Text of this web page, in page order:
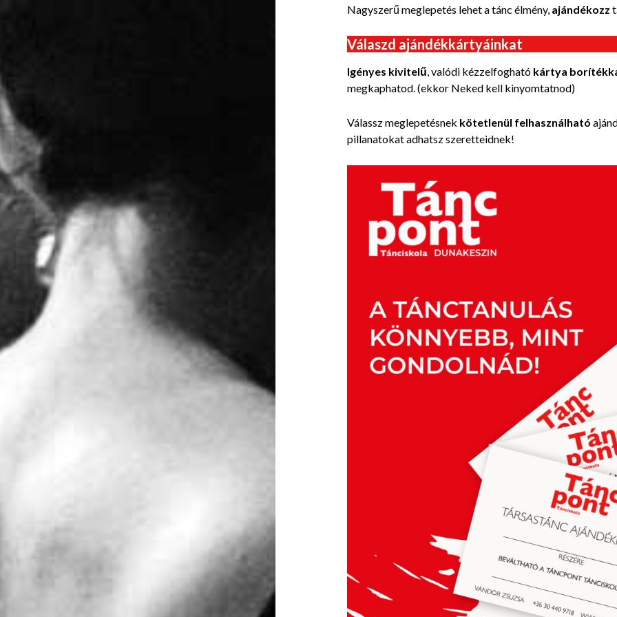
Nagyszerű meglepetés lehet a tánc élmény, ajándékozz
Válaszd ajándékkártyáinkat
Igényes kivitelű, valódi kézzelfogható kártya
megkaphatod. (ekkor Neked kell kinyomtatnod)
Válassz meglepetésnek kötetlenül felhasználható
pillanatokat adhatsz szeretteidnek!